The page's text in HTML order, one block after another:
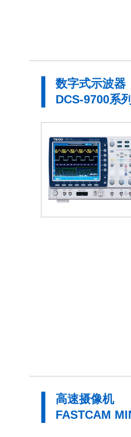
数字式示波器
DCS-9700系列
高速摄像机
FASTCAM